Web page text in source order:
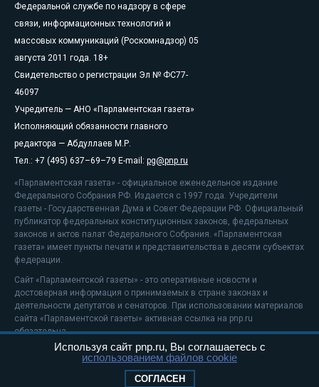
Федеральной службе по надзору в сфере
связи, информационных технологий и
массовых коммуникаций (Роскомнадзор) 05
августа 2011 года. 18+
Свидетельство о регистрации Эл № ФС77-
46097
Учредитель — АНО «Парламентская газета»
Исполняющий обязанности главного
редактора — Абдуллаев М.Р.
Тел.: +7 (495) 637–69–79 E-mail: pg@pnp.ru
«Парламентская газета» - официальное еженедельное издание
Федерального Собрания РФ. Издается с 1997 года. Учредители
газеты - Государственная Дума и Совет Федерации РФ. Официальный
публикатор федеральных конституционных законов, федеральных
законов и актов палат Федерального Собрания. «Парламентская
газета» имеет пункты печати и представительства в десяти субъектах
федерации.
Сайт «Парламентской газеты» - это оперативные новости и
достоверная информация о принимаемых в стране законах и
деятельности депутатов и сенаторов. При использовании материалов
сайта «Парламентской газеты» активная ссылка на pnp.ru
обязательна.
На информационном ресурсе применяютсярекомендательные
Положение о защите персональных данных
Используя сайт pnp.ru, Вы соглашаетесь с
использованием файлов cookie
СОГЛАСЕН